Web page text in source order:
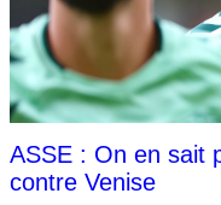
ASSE : On en sait
contre Venise